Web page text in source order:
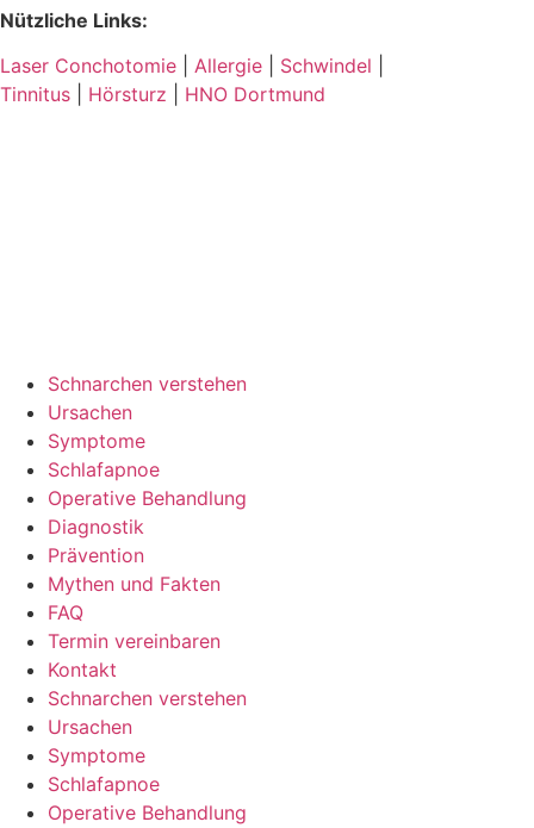
Nützliche Links:
Laser Conchotomie
Allergie Schwindel
Tinnitus
Hörsturz HNO Dortmund
Schnarchen verstehen
Ursachen
Symptome
Schlafapnoe
Operative Behandlung
Diagnostik
Prävention
Mythen und Fakten
FAQ
Termin vereinbaren
Kontakt
Schnarchen verstehen
Ursachen
Symptome
Schlafapnoe
Operative Behandlung